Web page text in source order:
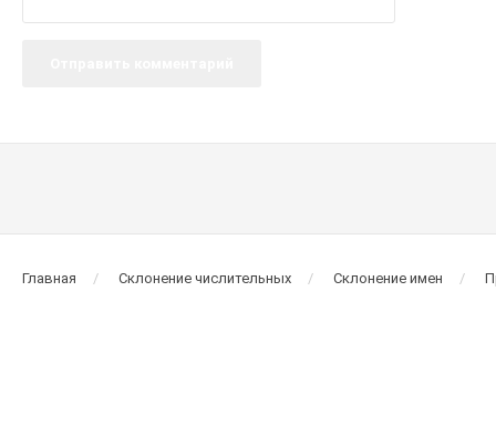
Главная Склонение числительных Склонение имен